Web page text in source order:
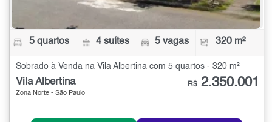
5 quartos 4 suítes 5 vagas 320 m²
Sobrado à Venda na Vila Albertina com 5 quartos - 320 m²
Vila Albertina
Zona Norte - São Paulo
R$ 2.350.001